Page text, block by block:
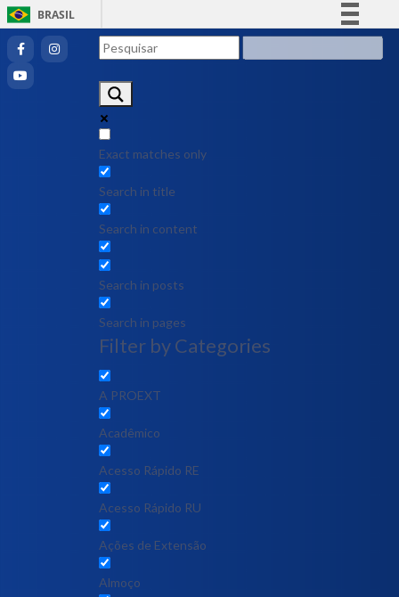
BRASIL
Exact matches only
Search in title
Search in content
Search in posts
Search in pages
Filter by Categories
A PROEXT
Acadêmico
Acesso Rápido RE
Acesso Rápido RU
Ações de Extensão
Almoço